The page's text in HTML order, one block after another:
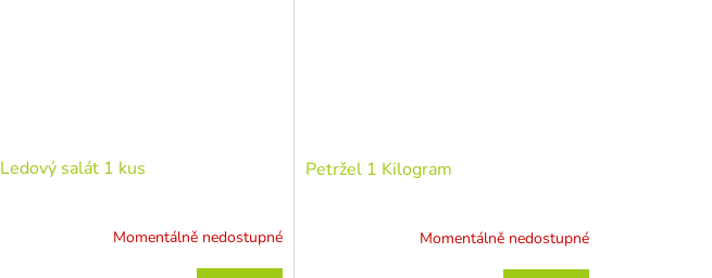
Ledový salát 1 kus
Momentálně nedostupné
Petržel 1 Kilogram
Momentálně nedostupné